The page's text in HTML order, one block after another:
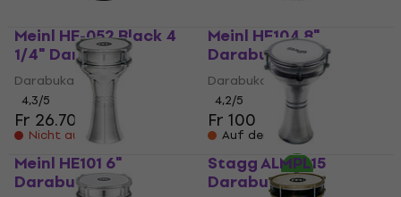
Meinl HE-052 Black 4
1/4" Darabuka
Darabuka
4,3/5
Fr 26.70
Nicht auf Lager
Meinl HE104 8"
Darabuka
Darabuka
4,2/5
Fr 100
Auf dem Weg
Meinl HE101 6"
Darabuka
Stagg ALMPL15
Darabuka